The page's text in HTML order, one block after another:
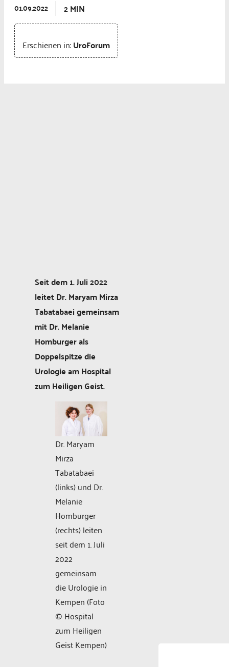
01.09.2022 2 MIN
Erschienen in:UroForum
Seit dem 1. Juli 2022
leitet Dr. Maryam Mirza
Tabatabaei gemeinsam
mit Dr. Melanie
Homburger als
Doppelspitze die
Urologie am Hospital
zum Heiligen Geist.
Dr. Maryam
Mirza
Tabatabaei
(links) und Dr.
Melanie
Homburger
(rechts) leiten
seit dem 1. Juli
2022
gemeinsam
die Urologie in
Kempen (Foto
© Hospital
zum Heiligen
Geist Kempen)